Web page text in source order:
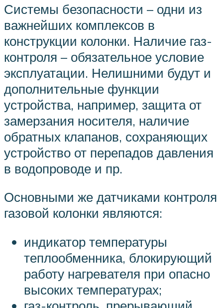
Системы безопасности – одни из
важнейших комплексов в
конструкции колонки. Наличие газ-
контроля – обязательное условие
эксплуатации. Нелишними будут и
дополнительные функции
устройства, например, защита от
замерзания носителя, наличие
обратных клапанов, сохраняющих
устройство от перепадов давления
в водопроводе и пр.
Основными же датчиками контроля
газовой колонки являются:
индикатор температуры
теплообменника, блокирующий
работу нагревателя при опасно
высоких температурах;